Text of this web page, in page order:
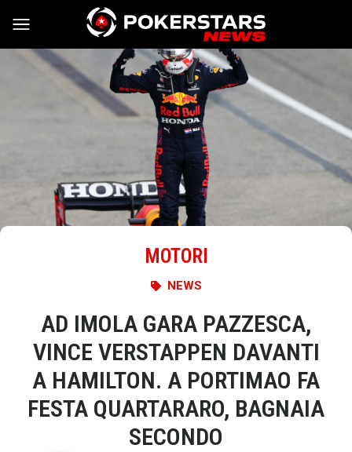
Vai al contenuto
MOTORI
NEWS
AD IMOLA GARA PAZZESCA,
VINCE VERSTAPPEN DAVANTI
A HAMILTON. A PORTIMAO FA
FESTA QUARTARARO, BAGNAIA
SECONDO